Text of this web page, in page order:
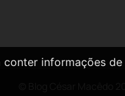
informações